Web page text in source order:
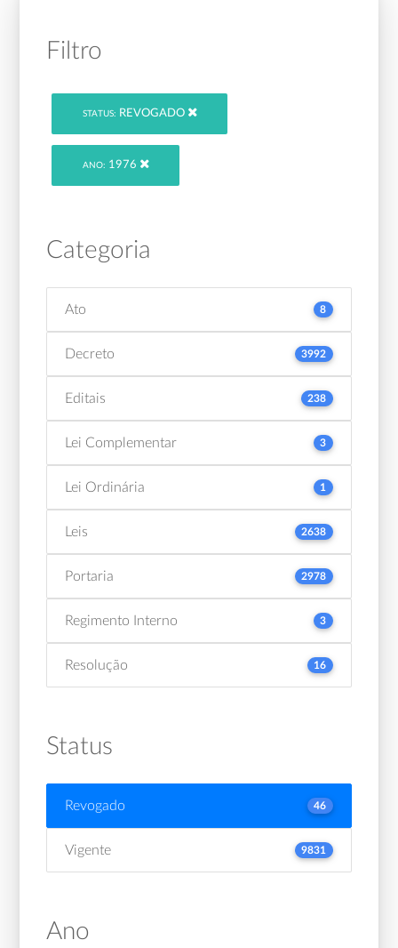
Filtro
STATUS: REVOGADO
ANO: 1976
Categoria
Ato 8
Decreto 3992
Editais 238
Lei Complementar 3
Lei Ordinária 1
Leis 2638
Portaria 2978
Regimento Interno 3
Resolução 16
Status
Revogado 46
Vigente 9831
Ano